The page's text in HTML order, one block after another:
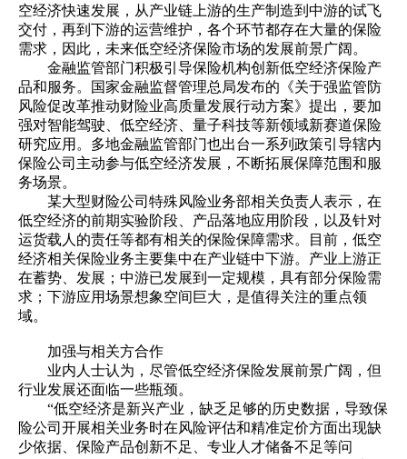
空经济快速发展，从产业链上游的生产制造到中游的试飞
交付，再到下游的运营维护，各个环节都存在大量的保险
需求，因此，未来低空经济保险市场的发展前景广阔。
金融监管部门积极引导保险机构创新低空经济保险产
品和服务。国家金融监督管理总局发布的《关于强监管防
风险促改革推动财险业高质量发展行动方案》提出，要加
强对智能驾驶、低空经济、量子科技等新领域新赛道保险
研究应用。多地金融监管部门也出台一系列政策引导辖内
保险公司主动参与低空经济发展，不断拓展保障范围和服
务场景。
某大型财险公司特殊风险业务部相关负责人表示，在
低空经济的前期实验阶段、产品落地应用阶段，以及针对
运货载人的责任等都有相关的保险保障需求。目前，低空
经济相关保险业务主要集中在产业链中下游。产业上游正
在蓄势、发展；中游已发展到一定规模，具有部分保险需
求；下游应用场景想象空间巨大，是值得关注的重点领
域。
加强与相关方合作
业内人士认为，尽管低空经济保险发展前景广阔，但
行业发展还面临一些瓶颈。
“低空经济是新兴产业，缺乏足够的历史数据，导致保
险公司开展相关业务时在风险评估和精准定价方面出现缺
少依据、保险产品创新不足、专业人才储备不足等问